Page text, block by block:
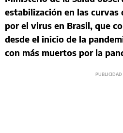
estabilización en las curvas
por el virus en Brasil, que
desde el inicio de la
con más muertos por la